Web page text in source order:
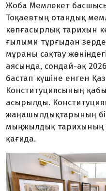
Жоба Мемлекет
Тоқаевтың отандық
көпғасырлық тарихын
ғылыми тұрғыдан
мұраны сақтау
аясында, сондай-ақ
бастап күшіне енген
Конституциясының
асырылды.
жаңашылдықтарының
мыңжылдық тарихының
қағида.